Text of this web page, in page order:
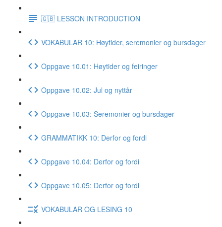
🇬🇧 LESSON INTRODUCTION
VOKABULAR 10: Høytider, seremonier og bursdager
Oppgave 10.01: Høytider og feiringer
Oppgave 10.02: Jul og nyttår
Oppgave 10.03: Seremonier og bursdager
GRAMMATIKK 10: Derfor og fordi
Oppgave 10.04: Derfor og fordi
Oppgave 10.05: Derfor og fordi
VOKABULAR OG LESING 10